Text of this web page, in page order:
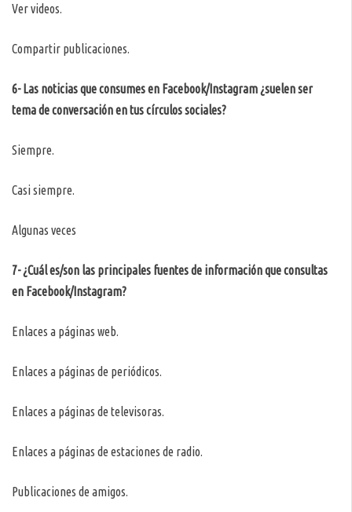
Ver videos.
Compartir publicaciones.
6- Las noticias que consumes en Facebook/Instagram ¿suelen ser
tema de conversación en tus círculos sociales?
Siempre.
Casi siempre.
Algunas veces
7- ¿Cuál es/son las principales fuentes de información que consultas
en Facebook/Instagram?
Enlaces a páginas web.
Enlaces a páginas de periódicos.
Enlaces a páginas de televisoras.
Enlaces a páginas de estaciones de radio.
Publicaciones de amigos.